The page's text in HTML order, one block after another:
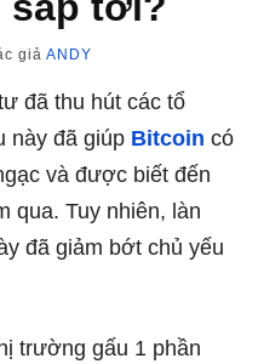
giả ANDY
đã thu hút các tổ
này đã giúp Bitcoin có
và được biết đến
qua. Tuy nhiên, làn
đã giảm bớt chủ yếu
trường gấu 1 phần